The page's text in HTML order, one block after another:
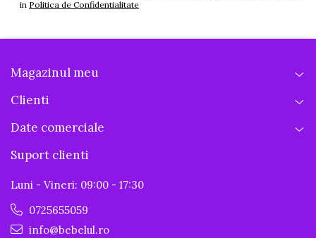
in Politica de Confidentialitate
Magazinul meu
Clienti
Date comerciale
Suport clienti
Luni - Vineri: 09:00 - 17:30
0725655059
info@bebelul.ro